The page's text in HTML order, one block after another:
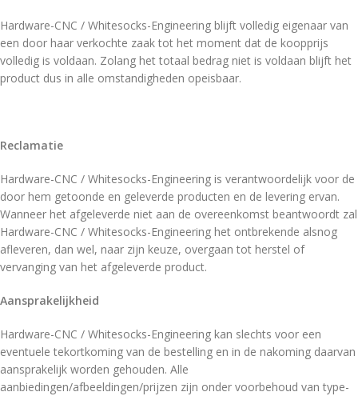
Hardware-CNC / Whitesocks-Engineering blijft volledig eigenaar van
een door haar verkochte zaak tot het moment dat de koopprijs
volledig is voldaan. Zolang het totaal bedrag niet is voldaan blijft het
product dus in alle omstandigheden opeisbaar.
Reclamatie
Hardware-CNC / Whitesocks-Engineering is verantwoordelijk voor de
door hem getoonde en geleverde producten en de levering ervan.
Wanneer het afgeleverde niet aan de overeenkomst beantwoordt zal
Hardware-CNC / Whitesocks-Engineering het ontbrekende alsnog
afleveren, dan wel, naar zijn keuze, overgaan tot herstel of
vervanging van het afgeleverde product.
Aansprakelijkheid
Hardware-CNC / Whitesocks-Engineering kan slechts voor een
eventuele tekortkoming van de bestelling en in de nakoming daarvan
aansprakelijk worden gehouden. Alle
aanbiedingen/afbeeldingen/prijzen zijn onder voorbehoud van type-